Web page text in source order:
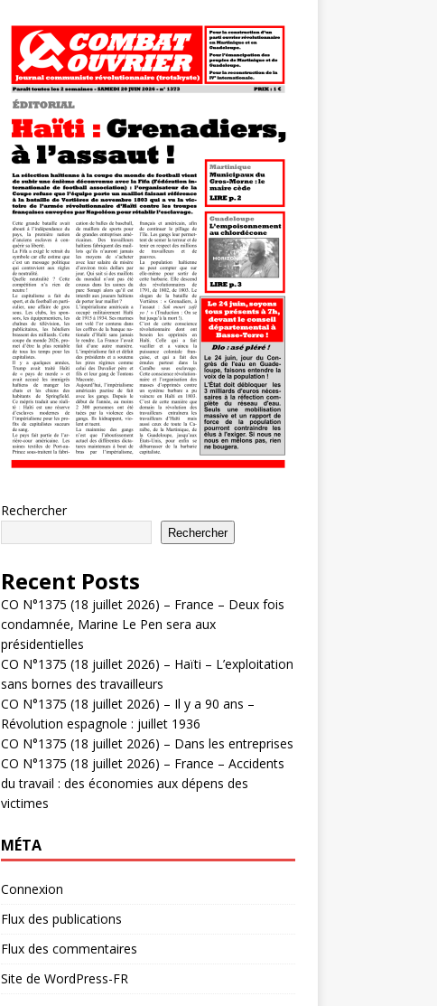
Rechercher
Rechercher
Recent Posts
CO N°1375 (18 juillet 2026) – France – Deux fois
condamnée, Marine Le Pen sera aux
présidentielles
CO N°1375 (18 juillet 2026) – Haïti – L’exploitation
sans bornes des travailleurs
CO N°1375 (18 juillet 2026) – Il y a 90 ans –
Révolution espagnole : juillet 1936
CO N°1375 (18 juillet 2026) – Dans les entreprises
CO N°1375 (18 juillet 2026) – France – Accidents
du travail : des économies aux dépens des
victimes
MÉTA
Connexion
Flux des publications
Flux des commentaires
Site de WordPress-FR